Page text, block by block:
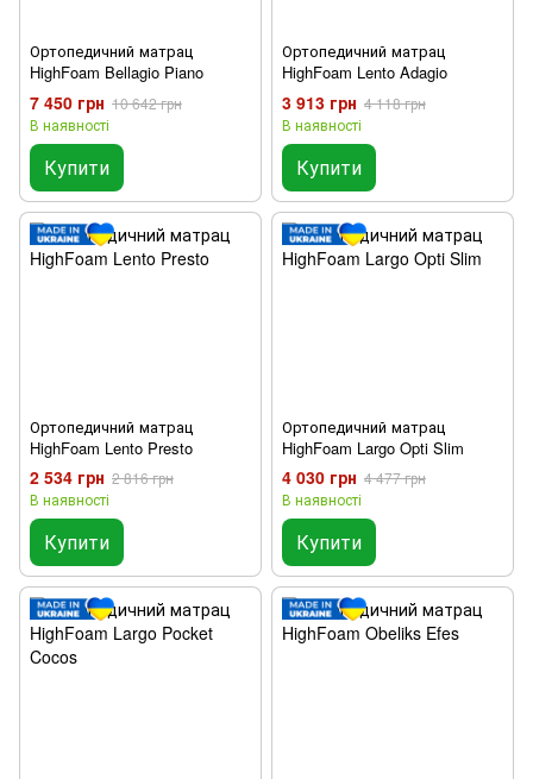
Ортопедичний матрац
HighFoam Bellagio Piano
7 450 грн 10 642 грн
В наявності
Купити
Ортопедичний матрац
HighFoam Lento Adagio
3 913 грн 4 118 грн
В наявності
Купити
Ортопедичний матрац
HighFoam Lento Presto
2 534 грн 2 816 грн
В наявності
Купити
Ортопедичний матрац
HighFoam Largo Opti Slim
4 030 грн 4 477 грн
В наявності
Купити